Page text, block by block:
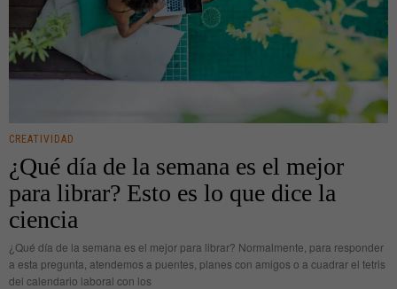
CREATIVIDAD
¿Qué día de la semana es el mejor
para librar? Esto es lo que dice la
ciencia
¿Qué día de la semana es el mejor para librar? Normalmente, para responder
a esta pregunta, atendemos a puentes, planes con amigos o a cuadrar el tetris
del calendario laboral con los